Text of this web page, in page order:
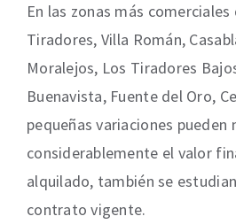
En las zonas más
Tiradores, Villa Román,
Moralejos, Los Tiradores
Buenavista, Fuente del Oro,
pequeñas variaciones
considerablemente el valor
alquilado, también se
contrato vigente.